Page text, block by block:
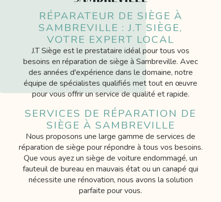
RÉPARATEUR DE SIÈGE À
SAMBREVILLE : J.T SIÈGE,
VOTRE EXPERT LOCAL
J.T Siège est le prestataire idéal pour tous vos
besoins en réparation de siège à Sambreville. Avec
des années d'expérience dans le domaine, notre
équipe de spécialistes qualifiés met tout en œuvre
pour vous offrir un service de qualité et rapide.
SERVICES DE RÉPARATION DE
SIÈGE À SAMBREVILLE
Nous proposons une large gamme de services de
réparation de siège pour répondre à tous vos besoins.
Que vous ayez un siège de voiture endommagé, un
fauteuil de bureau en mauvais état ou un canapé qui
nécessite une rénovation, nous avons la solution
parfaite pour vous.